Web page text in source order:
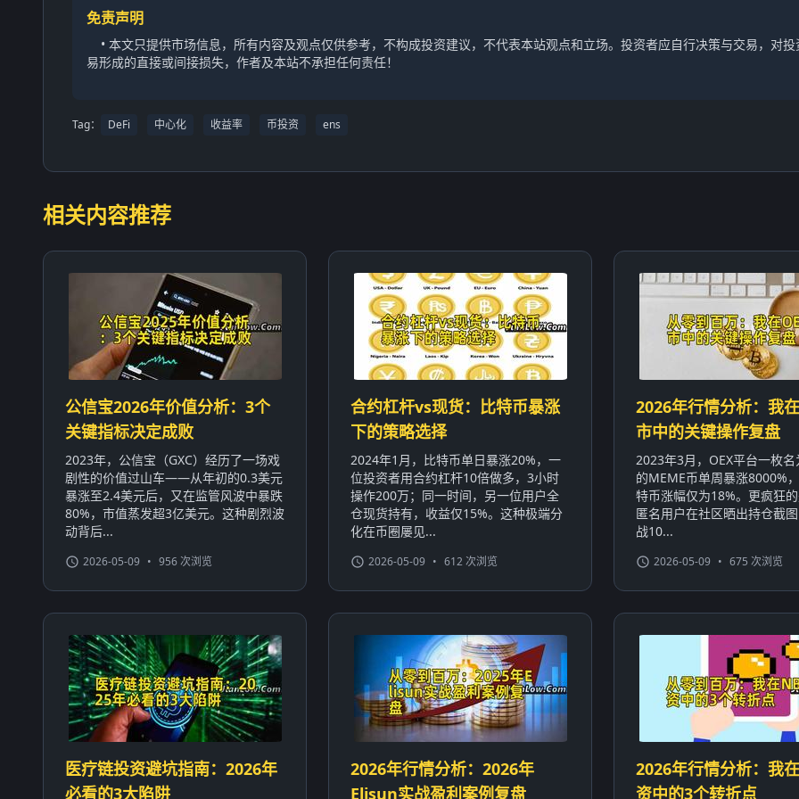
免责声明
• 本文只提供市场信息，所有内容及观点仅供参考，不构成投资建议，不代表本站观点和立场。投资者应自行决策与交易，对
易形成的直接或间接损失，作者及本站不承担任何责任！
Tag： DeFi 中心化 收益率 币投资 ens
相关内容推荐
公信宝2026年价值分析：3个
关键指标决定成败
2023年，公信宝（GXC）经历了一场戏
剧性的价值过山车——从年初的0.3美元
暴涨至2.4美元后，又在监管风波中暴跌
80%，市值蒸发超3亿美元。这种剧烈波
动背后...
2026-05-09 • 956 次浏览
合约杠杆vs现货：比特币暴涨
下的策略选择
2024年1月，比特币单日暴涨20%，一
位投资者用合约杠杆10倍做多，3小时
操作200万；同一时间，另一位用户全
仓现货持有，收益仅15%。这种极端分
化在币圈屡见...
2026-05-09 • 612 次浏览
2026年行情分析：我
市中的关键操作复盘
2023年3月，OEX平台一枚名
的MEME币单周暴涨8000%
特币涨幅仅为18%。更疯狂
匿名用户在社区晒出持仓截
战10...
2026-05-09 • 675 次浏览
医疗链投资避坑指南：2026年
必看的3大陷阱
2026年行情分析：2026年
Elisun实战盈利案例复盘
2026年行情分析：我
资中的3个转折点